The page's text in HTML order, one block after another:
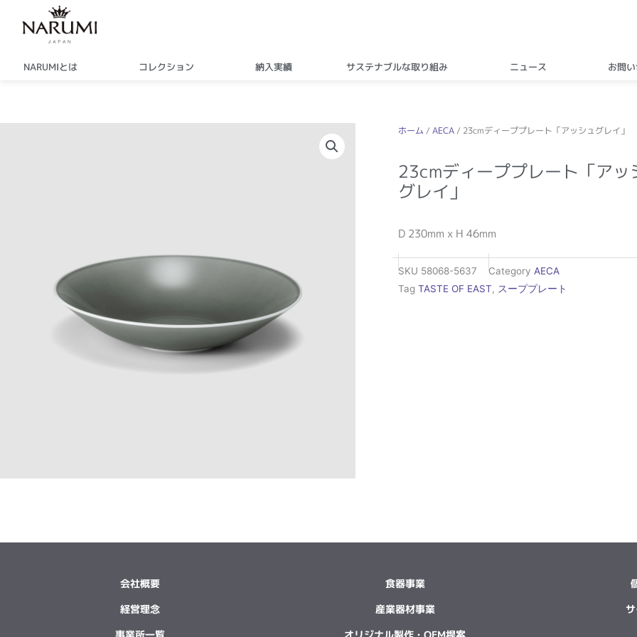
プ
NARUMIとは コレクション 納入実績 サステナブルな取り組み ニュース お問
ホーム /AECA / 23cmディーププレート「アッシュグレイ」
23cmディーププレート「アッ
グレイ」
D 230mm x H 46mm
SKU 58068-5637 Category AECA
Tag TASTE OF EAST, スーププレート
会社概要
経営理念
事業所一覧
食器事業
産業器材事業
オリジナル製作・OEM提案